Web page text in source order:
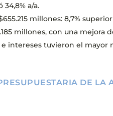
a/a.
millones: 8,7%
millones, con una mejora
intereses tuvieron el mayor
DE LA